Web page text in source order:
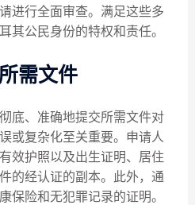
进行全面审查。满足这些多
其公民身份的特权和责任。
需文件
底、准确地提交所需文件对
或复杂化至关重要。申请人
效护照以及出生证明、居住
的经认证的副本。此外，通
保险和无犯罪记录的证明。